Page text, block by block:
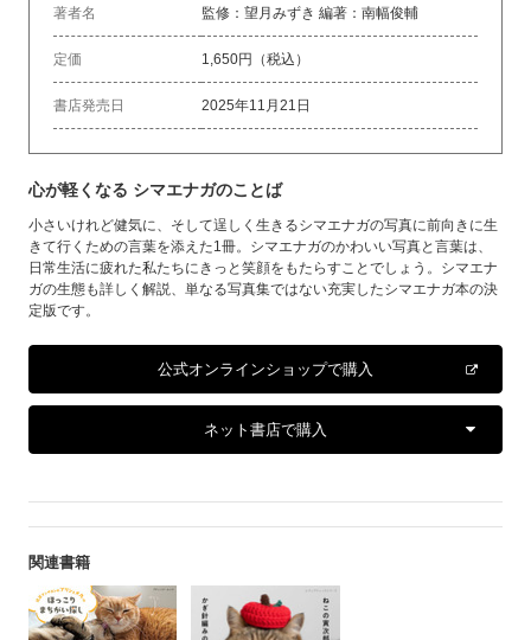
著者名 監修：望月みずき 編著：南幅俊輔
定価 1,650円（税込）
書店発売日 2025年11月21日
心が軽くなる シマエナガのことば
小さいけれど健気に、そして逞しく生きるシマエナガの写真に前向きに生
きて行くための言葉を添えた1冊。シマエナガのかわいい写真と言葉は、
日常生活に疲れた私たちにきっと笑顔をもたらすことでしょう。シマエナ
ガの生態も詳しく解説、単なる写真集ではない充実したシマエナガ本の決
定版です。
公式オンラインショップで購入
ネット書店で購入
関連書籍